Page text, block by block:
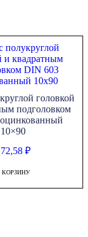
головкой
подголовком
10×90
₽
КОРЗИНУ